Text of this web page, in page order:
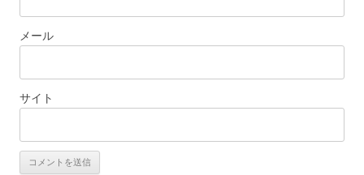
メール
サイト